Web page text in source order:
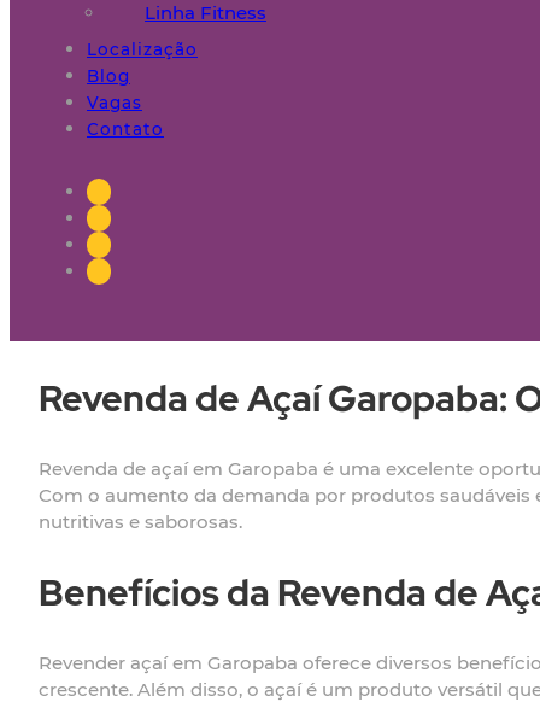
Linha Fitness
Localização
Blog
Vagas
Contato
Revenda de Açaí
Revenda de açaí em Garopaba é uma excelente
Com o aumento da demanda por produtos
nutritivas e saborosas.
Benefícios da Revenda de
Revender açaí em Garopaba oferece diversos
crescente. Além disso, o açaí é um produto versátil